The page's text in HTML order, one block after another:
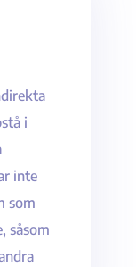
i
inte
som
såsom